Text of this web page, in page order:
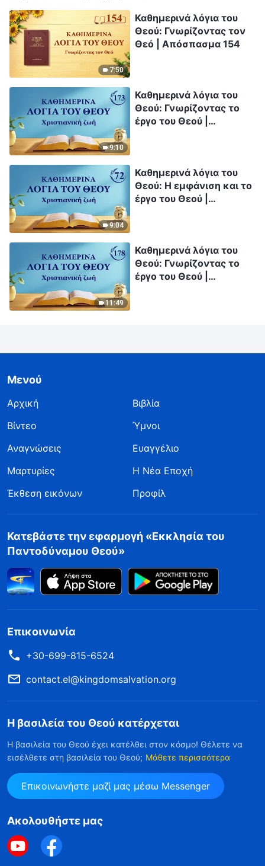
7:50
Καθημερινά λόγια του
Θεού: Γνωρίζοντας τον
Θεό | Απόσπασμα 154
9:10
Καθημερινά λόγια του
Θεού: Γνωρίζοντας το
έργο του Θεού |
9:04
Καθημερινά λόγια του
Θεού: Η εμφάνιση και το
έργο του Θεού |
11:49
Καθημερινά λόγια του
Θεού: Γνωρίζοντας το
έργο του Θεού |
Μενού
Αρχική
Βιβλία
Βίντεο
Ύμνοι
Αναγνώσεις
Ευαγγέλιο
Μαρτυρίες
Η Νέα Εποχή
Έκθεση εικόνων
Προφίλ
Κατεβάστε την εφαρμογή «Εκκλησία του
Παντοδύναμου Θεού»
Επικοινωνία
+30-699-815-6524
contact.el@kingdomsalvation.org
Η βασιλεία του Θεού κατέρχεται
Η βασιλεία του Θεού έχει κατέλθει στον κόσμο! Θέλετε να
εισέλθετε στη βασιλεία του Θεού; Μάθετε περισσότερα
Επικοινωνήστε μαζί μας μέσω Messenger
Ακολουθήστε μας